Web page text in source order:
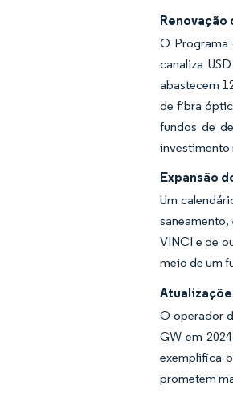
Renovação
O Programa
canaliza
abastecem
de fibra
fundos de
investimento
Expansão
Um
VINCI e de
meio de um
O operador
GW em
exemplifica
prometem